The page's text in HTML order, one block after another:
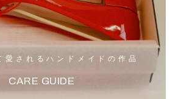
愛されるハンドメイドの作品
CARE GUIDE